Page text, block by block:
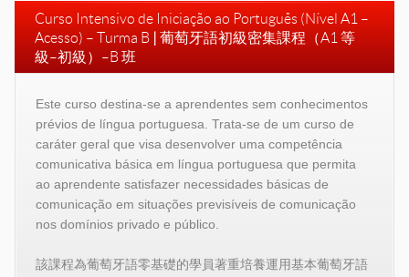
Curso Intensivo de Iniciação ao Português (Nível A1 –
Acesso) – Turma B| 葡萄牙語初級密集課程（A1 等
級–初級）–B班
Este curso destina-se a aprendentes sem conhecimentos
prévios de língua portuguesa. Trata-se de um curso de
caráter geral que visa desenvolver uma competência
comunicativa básica em língua portuguesa que permita
ao aprendente satisfazer necessidades básicas de
comunicação em situações previsíveis de comunicação
nos domínios privado e público.
該課程為葡萄牙語零基礎的學員著重培養運用基本葡萄牙語